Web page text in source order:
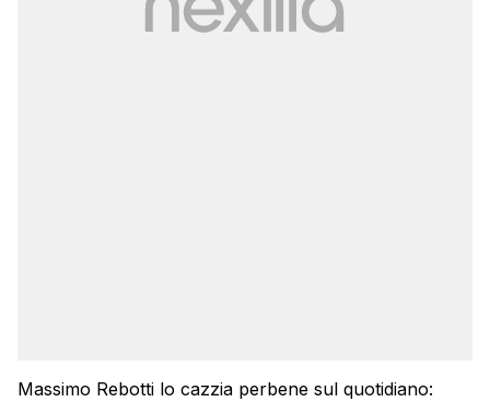
Massimo Rebotti lo cazzia perbene sul quotidiano: